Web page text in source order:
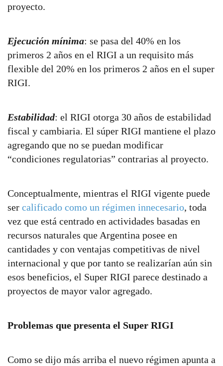
proyecto.
Ejecución mínima: se pasa del 40% en los
primeros 2 años en el RIGI a un requisito más
flexible del 20% en los primeros 2 años en el super
RIGI.
Estabilidad: el RIGI otorga 30 años de estabilidad
fiscal y cambiaria. El súper RIGI mantiene el plazo
agregando que no se puedan modificar
“condiciones regulatorias” contrarias al proyecto.
Conceptualmente, mientras el RIGI vigente puede
ser calificado como un régimen innecesario, toda
vez que está centrado en actividades basadas en
recursos naturales que Argentina posee en
cantidades y con ventajas competitivas de nivel
internacional y que por tanto se realizarían aún sin
esos beneficios, el Super RIGI parece destinado a
proyectos de mayor valor agregado.
Problemas que presenta el Super RIGI
Como se dijo más arriba el nuevo régimen apunta a